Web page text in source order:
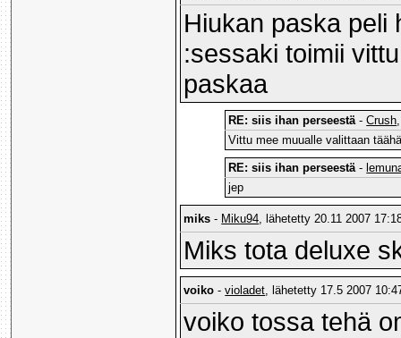
Hiukan paska peli
:sessaki toimii
paskaa
RE: siis ihan perseestä-Crush
Vittu mee muualle valittaan
RE: siis ihan perseestä-
jep
miks - Miku94, lähetetty 20.11 2007
Miks tota deluxe
voiko -violadet, lähetetty 17.5 2007
voiko tossa tehä